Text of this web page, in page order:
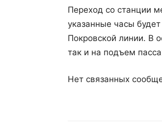
Переход со станции
указанные часы
Покровской линии. В
так и на подъем
Нет связанных